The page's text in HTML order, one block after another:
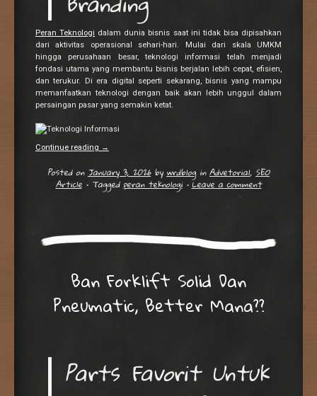
Peran Teknologi dalam dunia bisnis saat ini tidak bisa dipisahkan
dari aktivitas operasional sehari-hari. Mulai dari skala UMKM
hingga perusahaan besar, teknologi informasi telah menjadi
fondasi utama yang membantu bisnis berjalan lebih cepat, efisien,
dan terukur. Di era digital seperti sekarang, bisnis yang mampu
memanfaatkan teknologi dengan baik akan lebih unggul dalam
persaingan pasar yang semakin ketat.
Continue reading →
Posted on January 3, 2026by wrdblog inAdvetorial, SEO
Article • Tagged peran teknologi •Leave a comment
Ban Forklift Solid Dan
Pneumatic, Better Mana??
Parts Favorit Untuk